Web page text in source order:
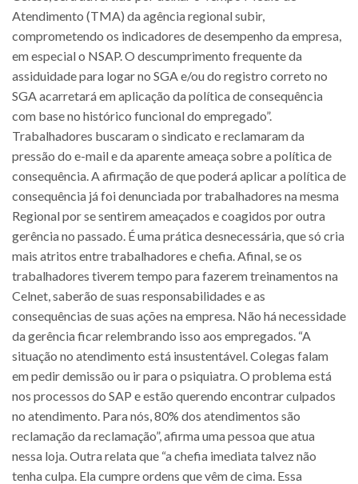
Atendimento (TMA) da agência regional subir,
comprometendo os indicadores de desempenho da empresa,
em especial o NSAP. O descumprimento frequente da
assiduidade para logar no SGA e/ou do registro correto no
SGA acarretará em aplicação da política de consequência
com base no histórico funcional do empregado”.
Trabalhadores buscaram o sindicato e reclamaram da
pressão do e-mail e da aparente ameaça sobre a política de
consequência. A afirmação de que poderá aplicar a política de
consequência já foi denunciada por trabalhadores na mesma
Regional por se sentirem ameaçados e coagidos por outra
gerência no passado. É uma prática desnecessária, que só cria
mais atritos entre trabalhadores e chefia. Afinal, se os
trabalhadores tiverem tempo para fazerem treinamentos na
Celnet, saberão de suas responsabilidades e as
consequências de suas ações na empresa. Não há necessidade
da gerência ficar relembrando isso aos empregados. “A
situação no atendimento está insustentável. Colegas falam
em pedir demissão ou ir para o psiquiatra. O problema está
nos processos do SAP e estão querendo encontrar culpados
no atendimento. Para nós, 80% dos atendimentos são
reclamação da reclamação”, afirma uma pessoa que atua
nessa loja. Outra relata que “a chefia imediata talvez não
tenha culpa. Ela cumpre ordens que vêm de cima. Essa